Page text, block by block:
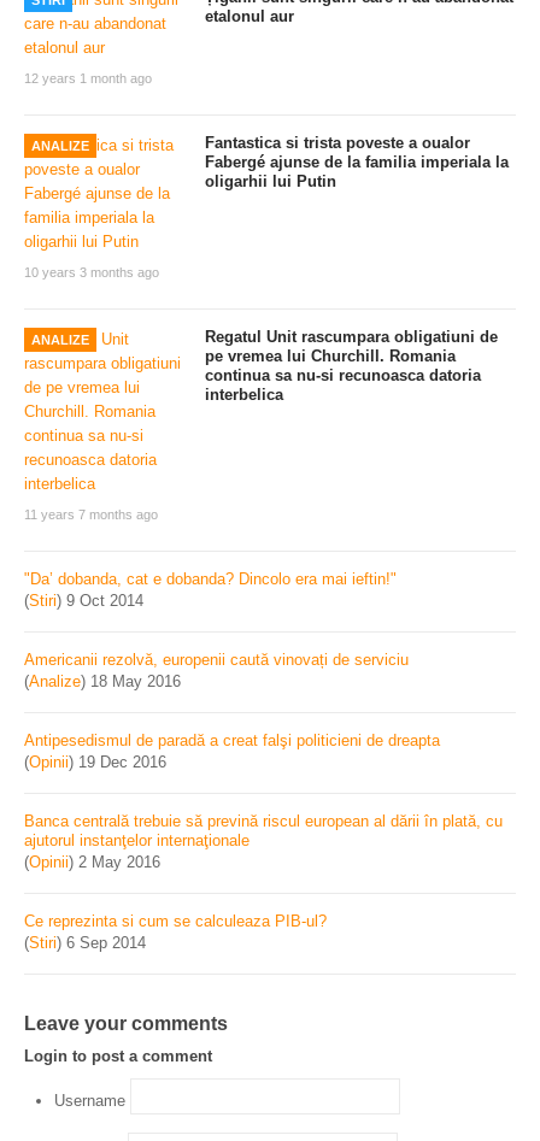
12 years 1 month ago
etalonul aur
ANALIZE
10 years 3 months ago
Fantastica si trista poveste a oualor
Fabergé ajunse de la familia imperiala la
oligarhii lui Putin
ANALIZE
11 years 7 months ago
Regatul Unit rascumpara obligatiuni de
pe vremea lui Churchill. Romania
continua sa nu-si recunoasca datoria
interbelica
"Da’ dobanda, cat e dobanda? Dincolo era mai ieftin!"
(Stiri) 9 Oct 2014
Americanii rezolvă, europenii caută vinovați de serviciu
(Analize) 18 May 2016
Antipesedismul de paradă a creat falşi politicieni de dreapta
(Opinii) 19 Dec 2016
Banca centrală trebuie să prevină riscul european al dării în plată, cu
ajutorul instanţelor internaţionale
(Opinii) 2 May 2016
Ce reprezinta si cum se calculeaza PIB-ul?
(Stiri) 6 Sep 2014
Leave your comments
Login to post a comment
Username